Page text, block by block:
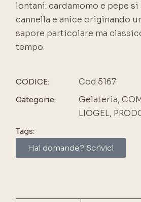
lontani: cardamomo e pepe si
cannella e anice originando
sapore particolare ma
tempo.
CODICE: Cod.5167
Categorie: Gelateria,
LIOGEL,
Tags:
Hai domande? Scrivici